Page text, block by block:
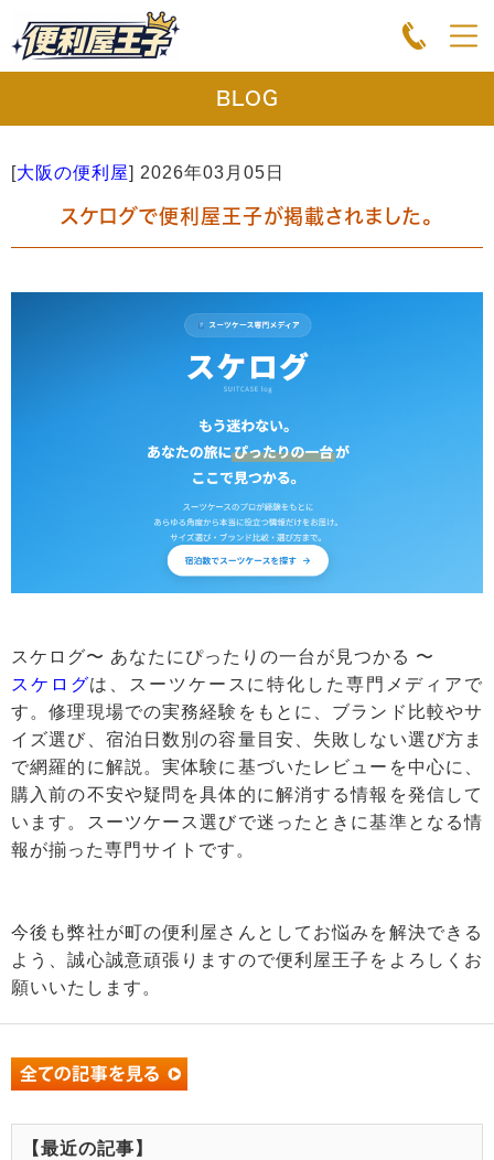
BLOG
[大阪の便利屋] 2026年03月05日
スケログで便利屋王子が掲載されました。
スケログ〜 あなたにぴったりの一台が見つかる 〜
スケログは、スーツケースに特化した専門メディアで
す。修理現場での実務経験をもとに、ブランド比較やサ
イズ選び、宿泊日数別の容量目安、失敗しない選び方ま
で網羅的に解説。実体験に基づいたレビューを中心に、
購入前の不安や疑問を具体的に解消する情報を発信して
います。スーツケース選びで迷ったときに基準となる情
報が揃った専門サイトです。
今後も弊社が町の便利屋さんとしてお悩みを解決できる
よう、誠心誠意頑張りますので便利屋王子をよろしくお
願いいたします。
【最近の記事】